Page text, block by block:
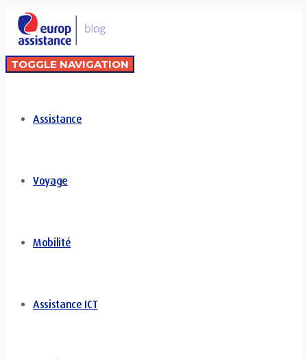
TOGGLE NAVIGATION
Assistance
Voyage
Mobilité
Assistance ICT